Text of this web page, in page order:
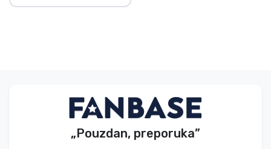
„Pouzdan, preporuka”